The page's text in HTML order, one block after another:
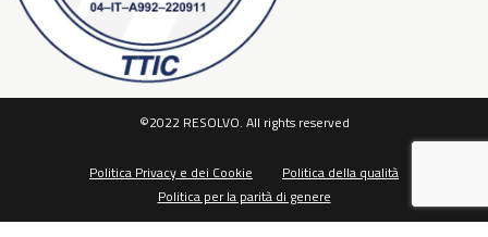
©2022 RESOLVO. All rights reserved
Politica Privacy e dei Cookie
Politica della qualità
Politica per la parità di genere